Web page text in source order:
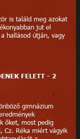
is találd meg azokat
jut el
hallásod útján, vagy
FELETT - 2
gimnázium
őket, most pedig
Cz. Réka miért vágyik